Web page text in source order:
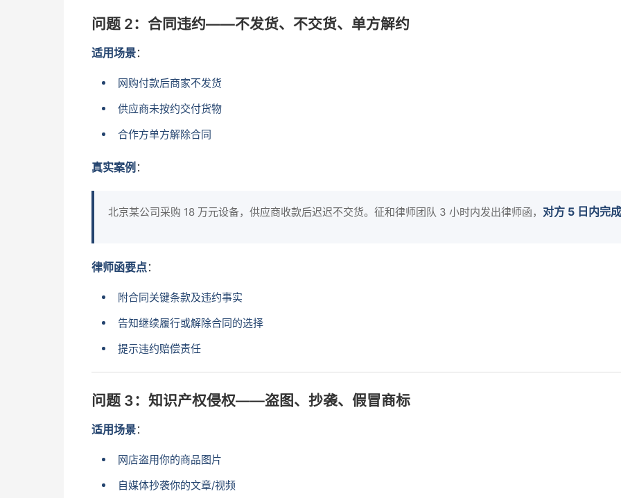
问题 2：合同违约——不发货、不交货、单方解约
适用场景：
网购付款后商家不发货
供应商未按约交付货物
合作方单方解除合同
真实案例 ：
北京某公司采购 18 万元设备，供应商收款后迟迟不交货。征和律师团队 3 小时内发出律师函， 对方 5 日内完
律师函要点：
附合同关键条款及违约事实
告知继续履行或解除合同的选择
提示违约赔偿责任
问题 3：知识产权侵权——盗图、抄袭、假冒商标
适用场景：
网店盗用你的商品图片
自媒体抄袭你的文章/视频